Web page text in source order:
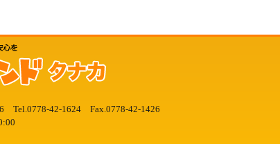
Tel. 0778-42-1624Fax.0778-42-1426